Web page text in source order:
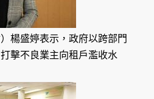
楊盛婷表示，政府以跨部門
擊不良業主向租戶濫收水